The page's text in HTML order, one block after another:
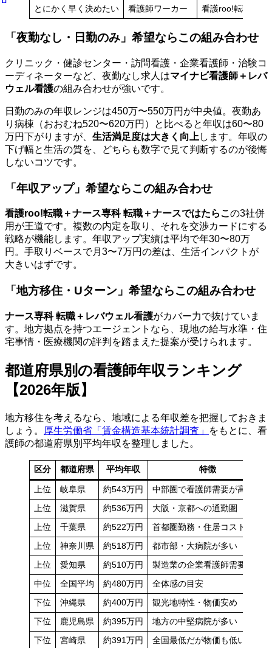
とにかく早く決めたい 看護師ワーカー 看護roo!転職
「夜勤なし・日勤のみ」希望ならこの組み合わせ
クリニック・健診センター・訪問看護・企業看護師・治験コ
ーディネーターなど、夜勤なし求人はマイナビ看護師＋レバ
ウェル看護の組み合わせが強いです。
日勤のみの年収レンジは450万〜550万円が中央値。夜勤あ
り病棟（おおむね520〜620万円）と比べると年収は60〜80
万円下がりますが、 生活満足度は大きく向上 します。年収の
下げ幅と生活の質を、どちらも数字で見て判断するのが後悔
しないコツです。
「年収アップ」希望ならこの組み合わせ
看護roo!転職＋ナース専科 転職＋ナースではたらこの3社併
用が王道です。複数の内定を取り、それを交渉カードにする
戦略が機能します。年収アップ実績は平均で年30〜80万
円。手取りベースで月3〜7万円の差は、生活インパクトが
大きいはずです。
「地方移住・Uターン」希望ならこの組み合わせ
ナース専科 転職＋レバウェル看護がカバー力で抜けていま
す。地方拠点を持つエージェントなら、現地の給与水準・住
宅事情・医療機関の評判を踏まえた提案が受けられます。
都道府県別の看護師年収ランキング
【2026年版】
地方移住を考えるなら、地域による年収差を把握しておきま
しょう。
厚生労働省「賃金構造基本統計調査」
をもとに、看
護師の都道府県別平均年収を整理しました。
区分 都道府県 平均年収 特徴
上位 岐阜県 約543万円 中部圏で看護師需要が高い
上位 滋賀県 約536万円 大阪・京都への通勤圏
上位 千葉県 約522万円 首都圏勤務・住居コスト高め
上位 神奈川県 約518万円 都市部・大病院が多い
上位 愛知県 約510万円 製造業の企業看護師需要
中位 全国平均 約480万円 全体感の目安
下位 沖縄県 約400万円 観光地特性・物価安め
下位 鹿児島県 約395万円 地方の中堅病院が多い
下位 宮崎県 約391万円 全国最低だが物価も低い